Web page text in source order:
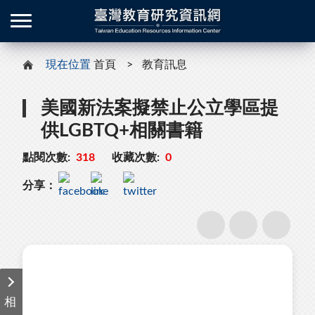
現在位置 首頁 教育訊息
美國新法案擬禁止公立學區提
供LGBTQ+相關書籍
點閱次數: 318 收藏次數: 0
分享：
相